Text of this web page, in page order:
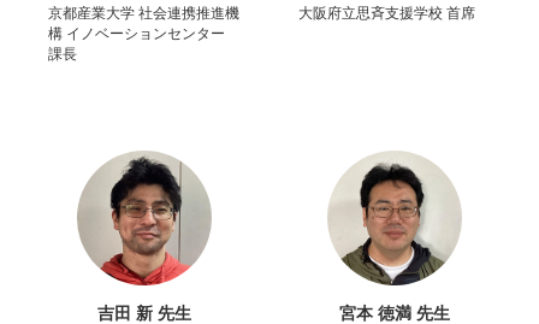
京都産業大学 社会連携推進機
構 イノベーションセンター
課長
大阪府立思斉支援学校 首席
吉田 新 先生 宮本 徳満 先生